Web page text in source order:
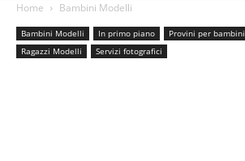
Home Bambini Modelli
Bambini Modelli In primo piano Provini per bambini
Ragazzi Modelli
Servizi fotografici